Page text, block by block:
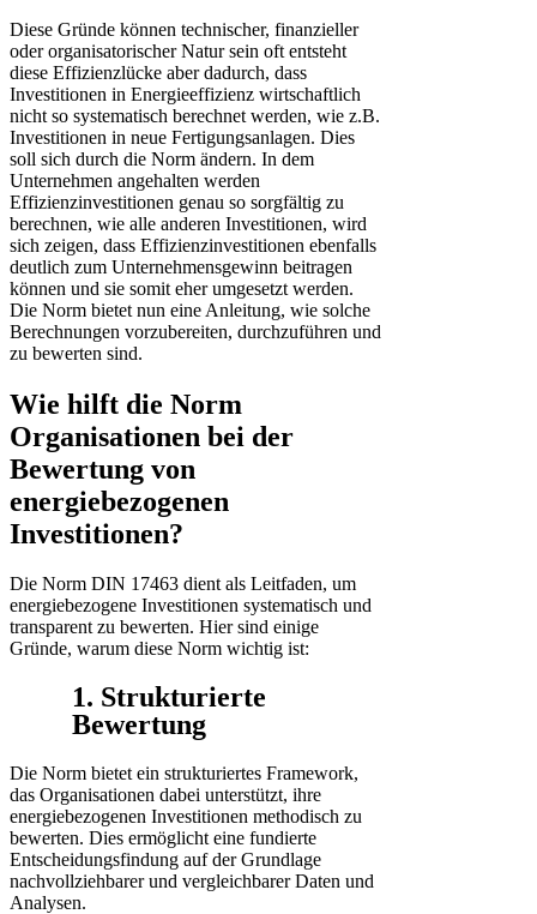
Diese Gründe können technischer, finanzieller
oder organisatorischer Natur sein oft entsteht
diese Effizienzlücke aber dadurch, dass
Investitionen in Energieeffizienz wirtschaftlich
nicht so systematisch berechnet werden, wie z.B.
Investitionen in neue Fertigungsanlagen. Dies
soll sich durch die Norm ändern. In dem
Unternehmen angehalten werden
Effizienzinvestitionen genau so sorgfältig zu
berechnen, wie alle anderen Investitionen, wird
sich zeigen, dass Effizienzinvestitionen ebenfalls
deutlich zum Unternehmensgewinn beitragen
können und sie somit eher umgesetzt werden.
Die Norm bietet nun eine Anleitung, wie solche
Berechnungen vorzubereiten, durchzuführen und
zu bewerten sind.
Wie hilft die Norm
Organisationen bei der
Bewertung von
energiebezogenen
Investitionen?
Die Norm DIN 17463 dient als Leitfaden, um
energiebezogene Investitionen systematisch und
transparent zu bewerten. Hier sind einige
Gründe, warum diese Norm wichtig ist:
1. Strukturierte
Bewertung
Die Norm bietet ein strukturiertes Framework,
das Organisationen dabei unterstützt, ihre
energiebezogenen Investitionen methodisch zu
bewerten. Dies ermöglicht eine fundierte
Entscheidungsfindung auf der Grundlage
nachvollziehbarer und vergleichbarer Daten und
Analysen.